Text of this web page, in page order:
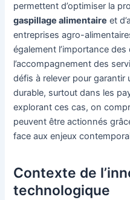
permettent d’optimiser la
gaspillage alimentaire et
entreprises agro-
également l’importance
l’accompagnement des
défis à relever pour garantir
durable, surtout dans les
explorant ces cas, on
peuvent être actionnés
face aux enjeux
Contexte de
technologique